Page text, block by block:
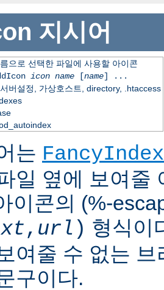
지시어
으로 선택한 파일에 사용할 아이콘
icon name[name] ...
버설정, 가상호스트, directory, .htaccess
는
일 옆에 보여줄
이콘의 (%-
, url ) 형식이
여줄 수 없는
구이다.